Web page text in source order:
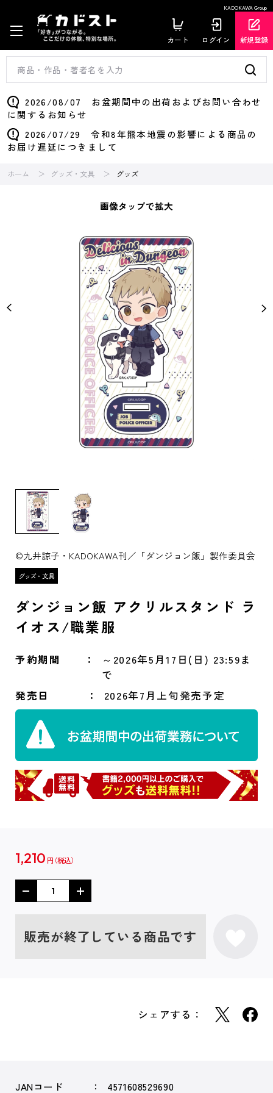
KADOKAWA Group
カート ログイン 新規登録
2026/08/07 お盆期間中の出荷およびお問い合わせ
に関するお知らせ
2026/07/29 令和8年熊本地震の影響による商品の
お届け遅延につきまして
ホーム グッズ・文具 グッズ
画像タップで拡大
©九井諒子・KADOKAWA刊／「ダンジョン飯」製作委員会
ダンジョン飯 アクリルスタンド ラ
イオス/職業服
予約期間
～2026年5月17日(日) 23:59ま
で
発売日
2026年7月上旬発売予定
1,210 円
販売が終了している商品です
シェアする：
JANコード 4571608529690